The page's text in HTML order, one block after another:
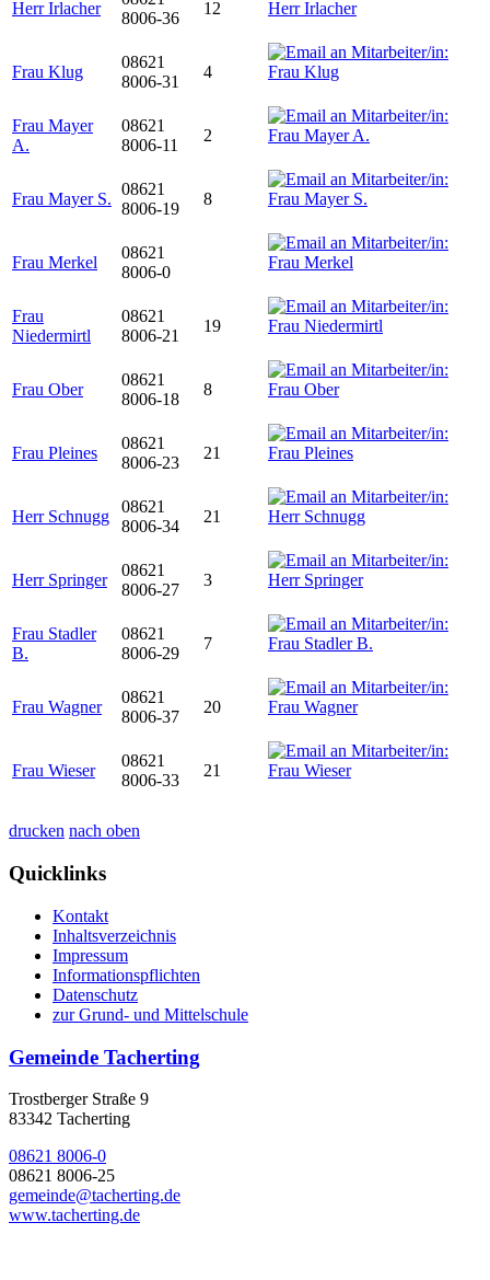
Herr Irlacher
8006-36
12
Frau Klug
08621
8006-31
4
Frau Mayer
A.
08621
8006-11
2
Frau Mayer S.
08621
8006-19
8
Frau Merkel
08621
8006-0
Frau
Niedermirtl
08621
8006-21
19
Frau Ober
08621
8006-18
8
Frau Pleines
08621
8006-23
21
Herr Schnugg
08621
8006-34
21
Herr Springer
08621
8006-27
3
Frau Stadler
B.
08621
8006-29
7
Frau Wagner
08621
8006-37
20
Frau Wieser
08621
8006-33
21
drucken nach oben
Quicklinks
Kontakt
Inhaltsverzeichnis
Impressum
Informationspflichten
Datenschutz
zur Grund- und Mittelschule
Gemeinde Tacherting
Trostberger Straße 9
83342 Tacherting
08621 8006-0
08621 8006-25
gemeinde@tacherting.de
www.tacherting.de